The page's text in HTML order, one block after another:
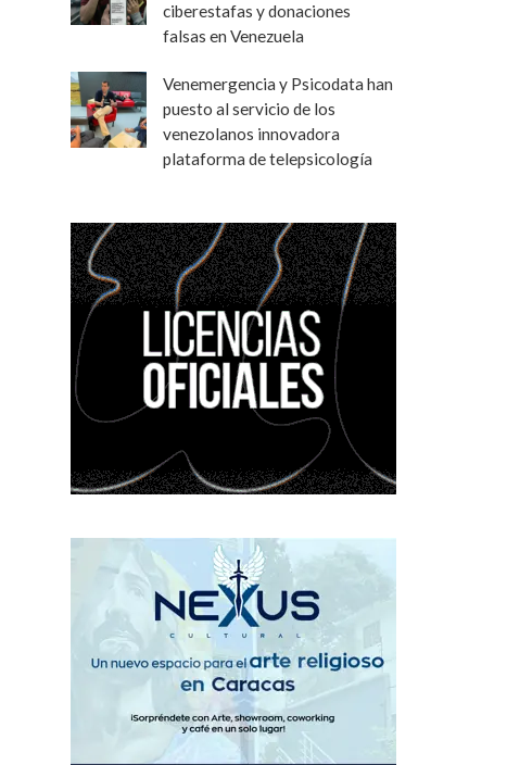
ciberestafas y donaciones
falsas en Venezuela
Venemergencia y Psicodata han
puesto al servicio de los
venezolanos innovadora
plataforma de telepsicología